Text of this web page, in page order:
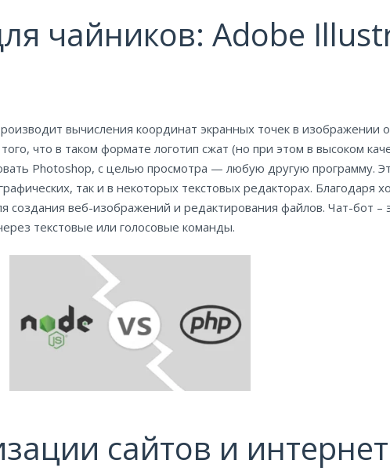
чайников: Adobe
вычисления координат экранных точек в изображении
что в таком формате логотип сжат (но при этом в высоком
Photoshop, с целью просмотра — любую другую программу.
так и в некоторых текстовых редакторах. Благодаря
создания веб-изображений и редактирования файлов. Чат-бот
текстовые или голосовые команды.
сайтов и